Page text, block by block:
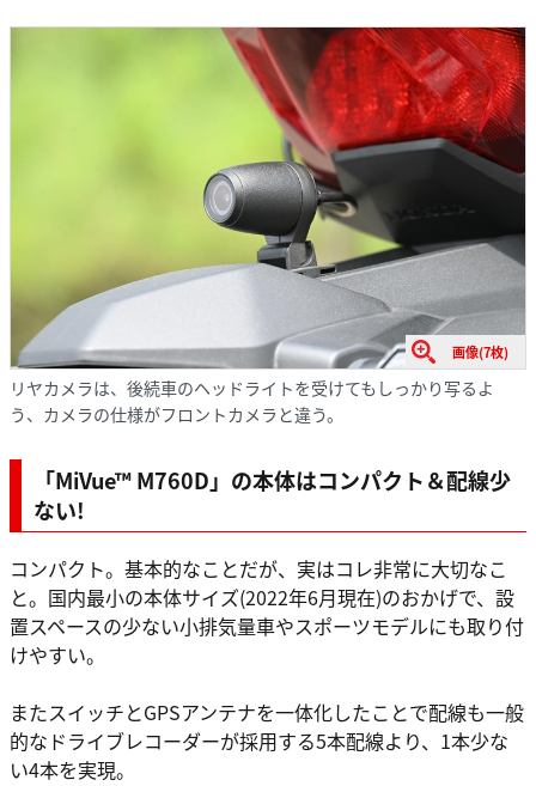
画像(7枚)
リヤカメラは、後続車のヘッドライトを受けてもしっかり写るよ
う、カメラの仕様がフロントカメラと違う。
「MiVue™ M760D」の本体はコンパクト＆配線少
ない!
コンパクト。基本的なことだが、実はコレ非常に大切なこ
と。国内最小の本体サイズ(2022年6月現在)のおかげで、設
置スペースの少ない小排気量車やスポーツモデルにも取り付
けやすい。
またスイッチとGPSアンテナを一体化したことで配線も一般
的なドライブレコーダーが採用する5本配線より、1本少な
い4本を実現。